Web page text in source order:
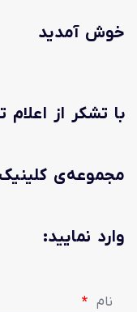
خوش آمدید
با تشکر از
مجموعه‌ی کلینیک
وارد نمایید:
نام